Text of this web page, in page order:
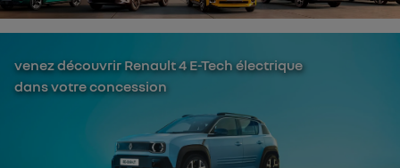
venez découvrir Renault 4 E-Tech électrique
dans votre concession